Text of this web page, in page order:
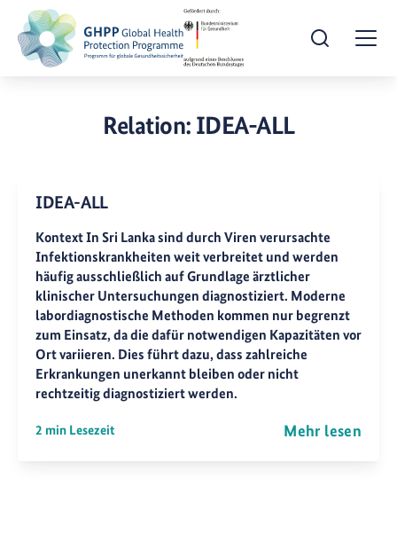
Suche öffnen
Relation: IDEA-ALL
IDEA-ALL
Kontext In Sri Lanka sind durch Viren verursachte
Infektionskrankheiten weit verbreitet und werden
häufig ausschließlich auf Grundlage ärztlicher
klinischer Untersuchungen diagnostiziert. Moderne
labordiagnostische Methoden kommen nur begrenzt
zum Einsatz, da die dafür notwendigen Kapazitäten vor
Ort variieren. Dies führt dazu, dass zahlreiche
Erkrankungen unerkannt bleiben oder nicht
rechtzeitig diagnostiziert werden.
2 min Lesezeit Mehr lesen